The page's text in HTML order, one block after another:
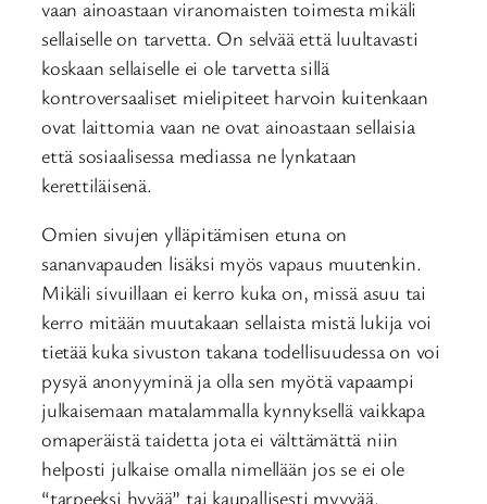
vaan ainoastaan viranomaisten toimesta mikäli
sellaiselle on tarvetta. On selvää että luultavasti
koskaan sellaiselle ei ole tarvetta sillä
kontroversaaliset mielipiteet harvoin kuitenkaan
ovat laittomia vaan ne ovat ainoastaan sellaisia
että sosiaalisessa mediassa ne lynkataan
kerettiläisenä.
Omien sivujen ylläpitämisen etuna on
sananvapauden lisäksi myös vapaus muutenkin.
Mikäli sivuillaan ei kerro kuka on, missä asuu tai
kerro mitään muutakaan sellaista mistä lukija voi
tietää kuka sivuston takana todellisuudessa on voi
pysyä anonyyminä ja olla sen myötä vapaampi
julkaisemaan matalammalla kynnyksellä vaikkapa
omaperäistä taidetta jota ei välttämättä niin
helposti julkaise omalla nimellään jos se ei ole
“tarpeeksi hyvää” tai kaupallisesti myyvää.